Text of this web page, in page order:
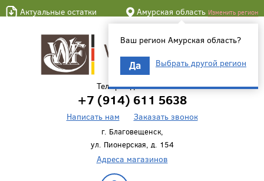
Актуальные остатки Амурская область Изменить регион
Ваш регион Амурская область?
Да Выбрать другой регион
Телефон для связи
+7 (914) 611 5638
Написать нам Заказать звонок
г. Благовещенск,
ул. Пионерская, д. 154
Адреса магазинов